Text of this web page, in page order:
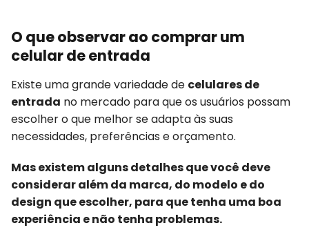
O que observar ao comprar um
celular de entrada
Existe uma grande variedade de celulares de
entrada no mercado para que os usuários possam
escolher o que melhor se adapta às suas
necessidades, preferências e orçamento.
Mas existem alguns detalhes que você deve
considerar além da marca, do modelo e do
design que escolher, para que tenha uma boa
experiência e não tenha problemas.